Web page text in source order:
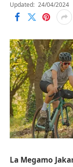
Updated: 24/04/2024
La Megamo